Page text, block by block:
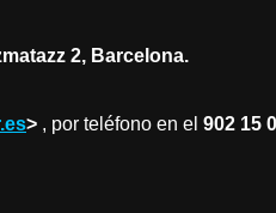
2, Barcelona.
> , por teléfono en el 902 15